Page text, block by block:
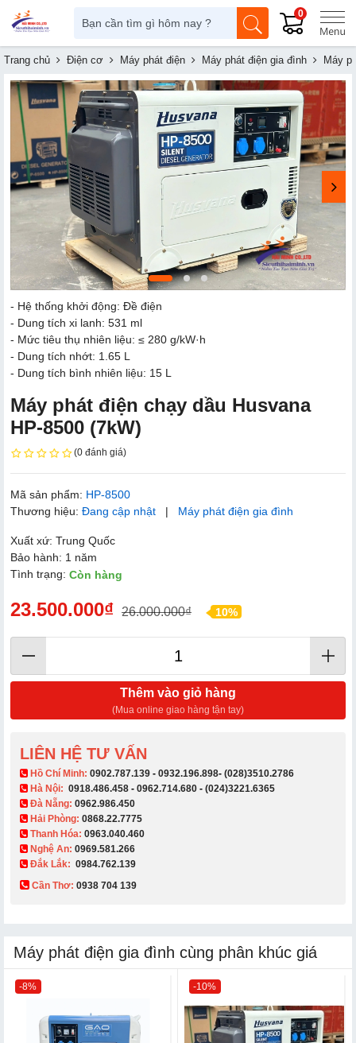
0
Trang chủ Điện cơ Máy phát điện Máy phát điện gia đình Máy
​​​​​- Hệ thống khởi động: Đề điện
- Dung tích xi lanh: 531 ml
- Mức tiêu thụ nhiên liệu: ≤ 280 g/kW·h
- Dung tích nhớt: 1.65 L
- Dung tích bình nhiên liệu: 15 L
Máy phát điện chạy dầu Husvana
HP-8500 (7kW)
(0 đánh giá)
Mã sản phẩm: HP-8500
Thương hiệu: Đang cập nhật | Máy phát điện gia đình
Xuất xứ: Trung Quốc
Bảo hành: 1 năm
Tình trạng: Còn hàng
23.500.000₫ 26.000.000₫ 10%
Thêm vào giỏ hàng
(Mua online giao hàng tận tay)
LIÊN HỆ TƯ VẤN
​ Hồ Chí Minh: 0902.787.139 - 0932.196.898- (028)3510.2786
Hà Nội: 0918.486.458 - 0962.714.680 - (024)3221.6365
Đà Nẵng: 0962.986.450
Hải Phòng: 0868.22.7775
Thanh Hóa: 0963.040.460
Nghệ An: 0969.581.266
Đắk Lắk: 0984.762.139
Cần Thơ: 0938 704 139​
Máy phát điện gia đình cùng phân khúc giá
-8% -10%